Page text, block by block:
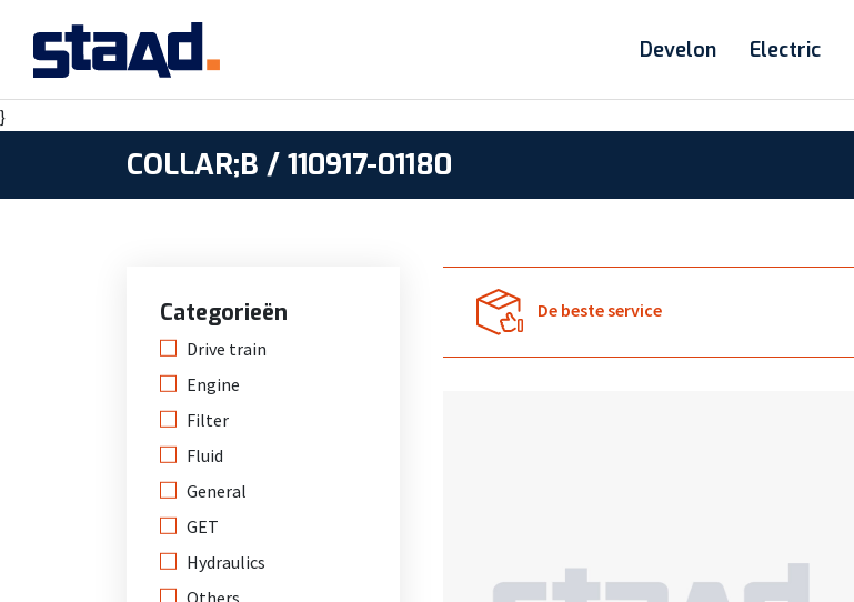
Develon Electric
}
COLLAR;B / 110917-01180
Categorieën
Drive train
Engine
Filter
Fluid
General
GET
Hydraulics
Others
De beste service